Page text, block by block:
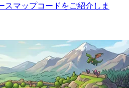
スマップコードをご紹介しま